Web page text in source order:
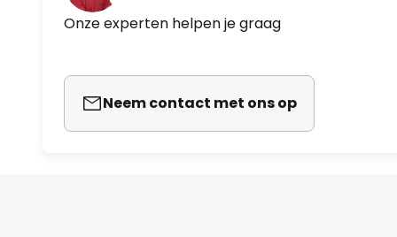
Onze experten helpen je graag
Neem contact met ons op